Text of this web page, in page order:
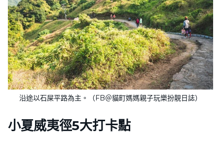
沿途以石屎平路為主。（FB＠貓町媽媽親子玩樂扮靚日誌）
小夏威夷徑5大打卡點